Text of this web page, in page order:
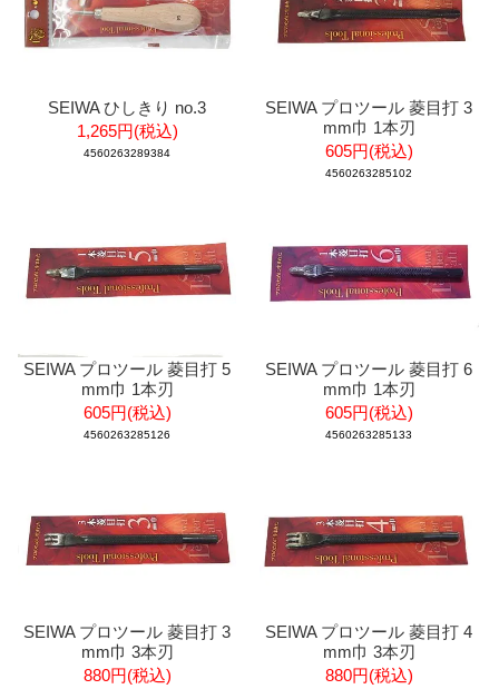
SEIWA ひしきり no.3
1,265円(税込)
4560263289384
SEIWA プロツール 菱目打 3
mm巾 1本刃
605円(税込)
4560263285102
SEIWA プロツール 菱目打 5
mm巾 1本刃
605円(税込)
4560263285126
SEIWA プロツール 菱目打 6
mm巾 1本刃
605円(税込)
4560263285133
SEIWA プロツール 菱目打 3
mm巾 3本刃
880円(税込)
SEIWA プロツール 菱目打 4
mm巾 3本刃
880円(税込)